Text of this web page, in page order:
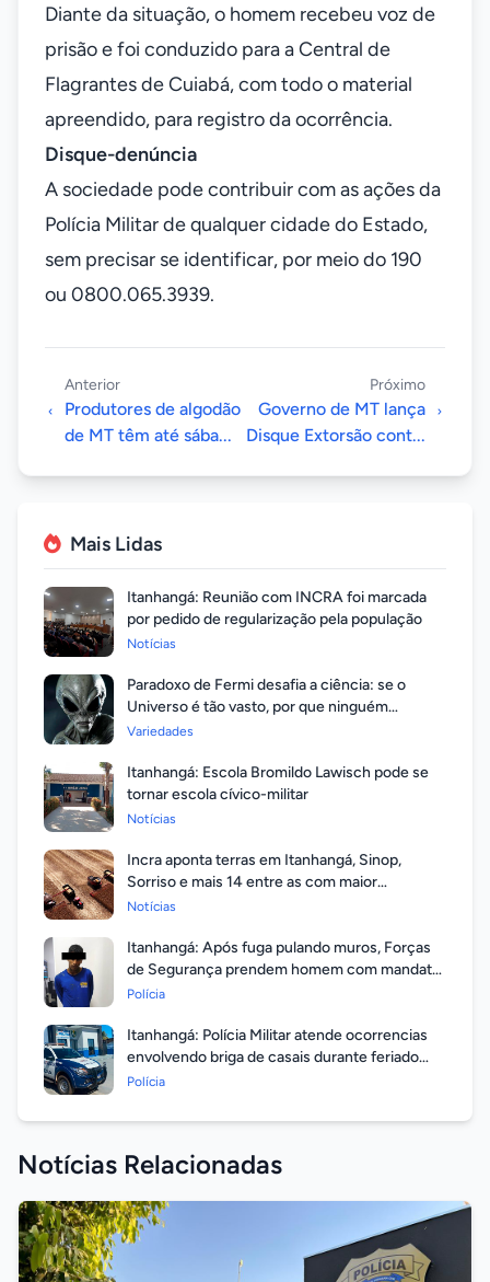
Diante da situação, o homem recebeu voz de
prisão e foi conduzido para a Central de
Flagrantes de Cuiabá, com todo o material
apreendido, para registro da ocorrência.
Disque-denúncia
A sociedade pode contribuir com as ações da
Polícia Militar de qualquer cidade do Estado,
sem precisar se identificar, por meio do 190
ou 0800.065.3939.
Anterior
Produtores de algodão
de MT têm até sába...
Próximo
Governo de MT lança
Disque Extorsão cont...
Mais Lidas
Itanhangá: Reunião com INCRA foi marcada
por pedido de regularização pela população
Notícias
Paradoxo de Fermi desafia a ciência: se o
Universo é tão vasto, por que ninguém
respondeu?
Variedades
Itanhangá: Escola Bromildo Lawisch pode se
tornar escola cívico-militar
Notícias
Incra aponta terras em Itanhangá, Sinop,
Sorriso e mais 14 entre as com maior
valorização
Notícias
Itanhangá: Após fuga pulando muros, Forças
de Segurança prendem homem com mandato
em aberto por homicídio
Polícia
Itanhangá: Polícia Militar atende ocorrencias
envolvendo briga de casais durante feriado
prolongado
Polícia
Notícias Relacionadas